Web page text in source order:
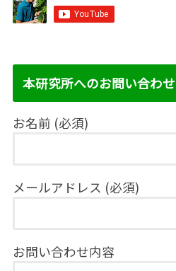
本研究所へのお問い合わせ
お名前 (必須)
メールアドレス (必須)
お問い合わせ内容